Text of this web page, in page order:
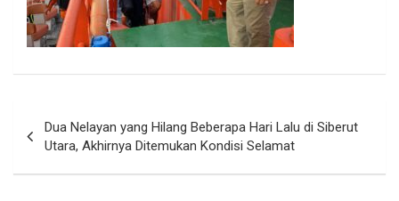
pos
Dua Nelayan yang Hilang Beberapa Hari Lalu di Siberut
Utara, Akhirnya Ditemukan Kondisi Selamat